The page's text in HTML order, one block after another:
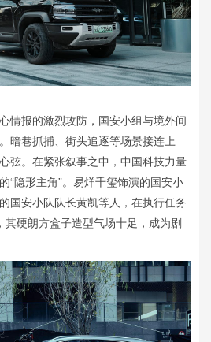
情报的激烈攻防，国安小组与境外间
暗巷抓捕、街头追逐等场景接连上
弦。在紧张叙事之中，中国科技力量
“隐形主角”。易烊千玺饰演的国安小
国安小队队长黄凯等人，在执行任务
硬朗方盒子造型气场十足，成为剧